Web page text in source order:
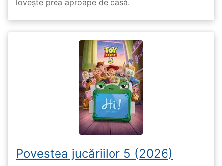
lovește prea aproape de casă.
Povestea jucăriilor 5 (2026)